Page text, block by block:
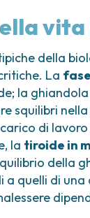
vita
della
La
la
squilibri
di
la tiroide in
della
quelli di